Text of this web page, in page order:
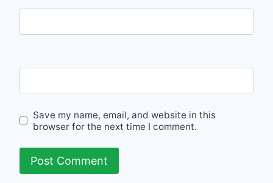
Save my name, email, and website in this
browser for the next time I comment.